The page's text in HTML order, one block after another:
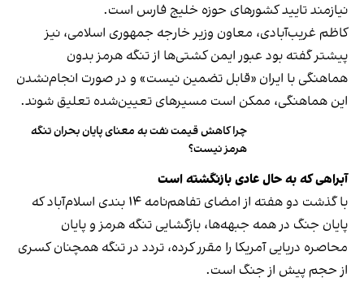
نیازمند تایید کشورهای حوزه خلیج فارس است.
کاظم غریب‌آبادی، معاون وزیر خارجه جمهوری اسلامی، نیز
پیشتر گفته بود عبور ایمن کشتی‌ها از تنگه هرمز بدون
هماهنگی با ایران «قابل تضمین نیست» و در صورت انجام‌نشدن
این هماهنگی، ممکن است مسیرهای تعیین‌شده تعلیق شوند.
چرا کاهش قیمت نفت به معنای پایان بحران تنگه
هرمز نیست؟
آبراهی که به حال عادی بازنگشته است
با گذشت دو هفته از امضای تفاهم‌نامه ۱۴ بندی اسلام‌آباد که
پایان جنگ در همه جبهه‌ها، بازگشایی تنگه هرمز و پایان
محاصره دریایی آمریکا را مقرر کرده، تردد در تنگه همچنان کسری
از حجم پیش از جنگ است.